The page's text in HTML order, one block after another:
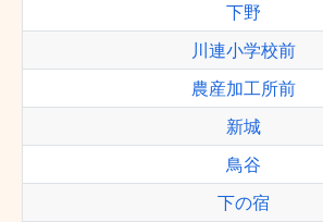
下野
川連小学校前
農産加工所前
新城
鳥谷
下の宿